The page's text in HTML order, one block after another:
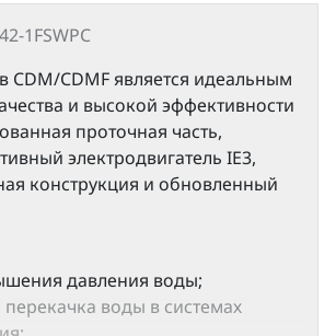
1FSWPC
CDM/CDMF является идеальным
и высокой эффективности
проточная часть,
электродвигатель IE3,
конструкция и обновленный
давления воды;
воды в системах